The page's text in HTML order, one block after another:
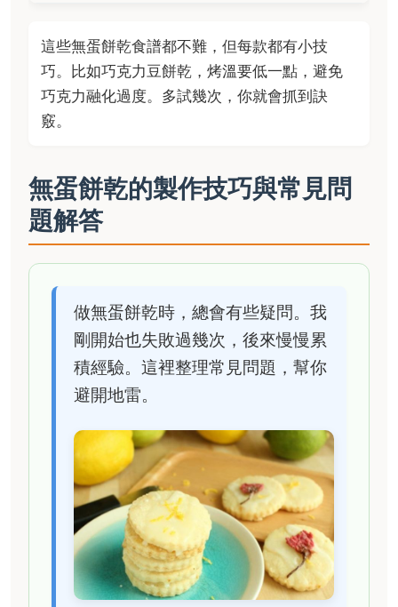
這些無蛋餅乾食譜都不難，但每款都有小技
巧。比如巧克力豆餅乾，烤溫要低一點，避免
巧克力融化過度。多試幾次，你就會抓到訣
竅。
無蛋餅乾的製作技巧與常見問
題解答
做無蛋餅乾時，總會有些疑問。我
剛開始也失敗過幾次，後來慢慢累
積經驗。這裡整理常見問題，幫你
避開地雷。